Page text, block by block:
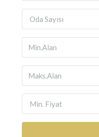
Oda Sayısı
Min. Fiyat